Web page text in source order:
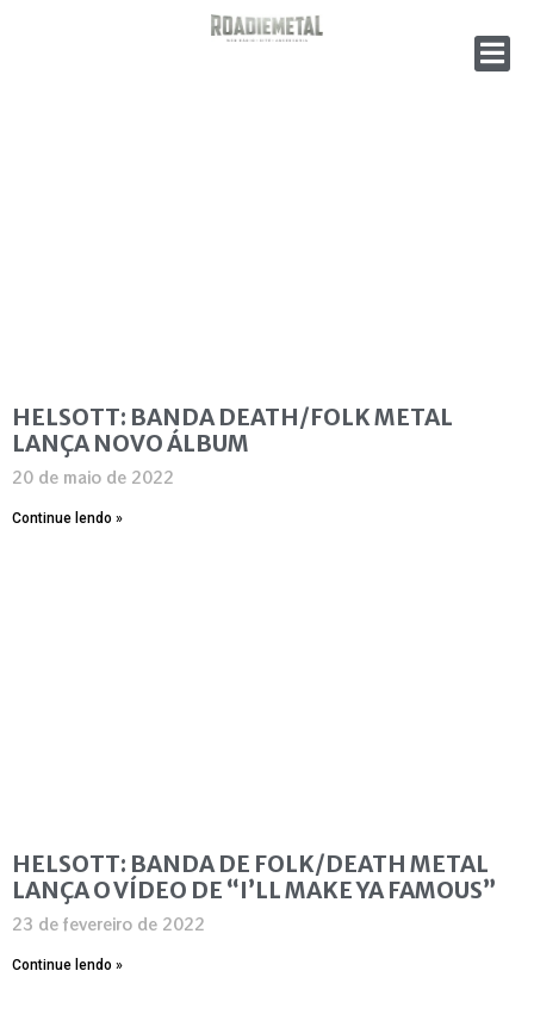
HELSOTT: BANDA DEATH/FOLK METAL
LANÇA NOVO ÁLBUM
20 de maio de 2022
Continue lendo »
HELSOTT: BANDA DE FOLK/DEATH METAL
LANÇA O VÍDEO DE “I’LL MAKE YA FAMOUS”
23 de fevereiro de 2022
Continue lendo »